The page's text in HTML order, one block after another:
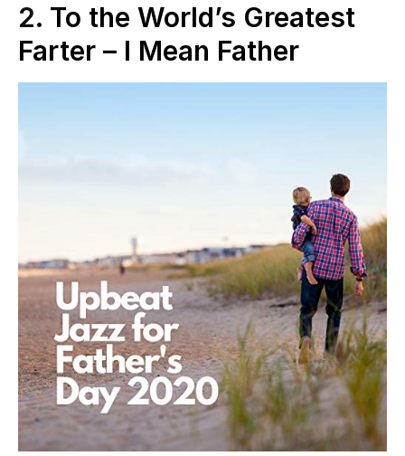
2. To the World’s Greatest
Farter – I Mean Father